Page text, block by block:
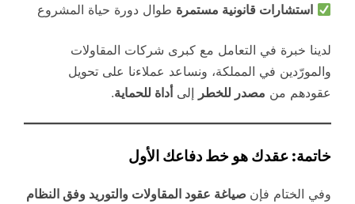
استشارات قانونية مستمرة طوال دورة حياة المشروع
لدينا خبرة في التعامل مع كبرى شركات المقاولات
والمورّدين في المملكة، ونساعد عملاءنا على تحويل
عقودهم من مصدر للخطر إلىأداة للحماية.
خاتمة: عقدك هو خط دفاعك الأول
وفي الختام فإن صياغة عقود المقاولات والتوريد وفق النظام